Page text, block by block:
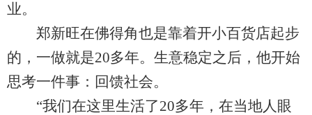
业。
郑新旺在佛得角也是靠着开小百货店起步
的，一做就是20多年。生意稳定之后，他开始
思考一件事：回馈社会。
“我们在这里生活了20多年，在当地人眼